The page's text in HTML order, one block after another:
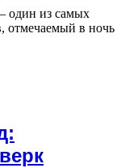
один из самых
отмечаемый в ночь